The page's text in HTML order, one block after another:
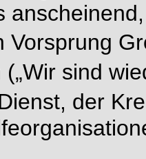
Vorsprung
(„Wir sind
der